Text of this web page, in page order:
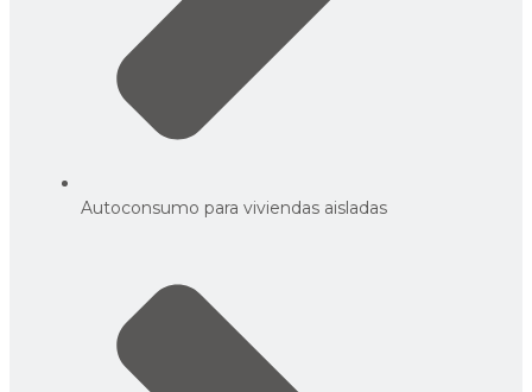
Autoconsumo para viviendas aisladas